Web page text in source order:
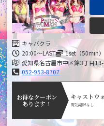
キャバクラ
20:00～LAST
1set（50min
愛知県名古屋市中区錦3丁目
052-953-8707
お得なクーポン
あります！
キャストウ
有効期限なし